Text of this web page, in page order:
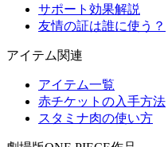
サポート効果解説
友情の証は誰に使う？
アイテム関連
アイテム一覧
赤チケットの入手方法
スタミナ肉の使い方